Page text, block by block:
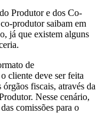
Produtor e dos Co-
produtor saibam em
já que existem alguns
de
cliente deve ser feita
fiscais, através da
Nesse cenário,
comissões para o